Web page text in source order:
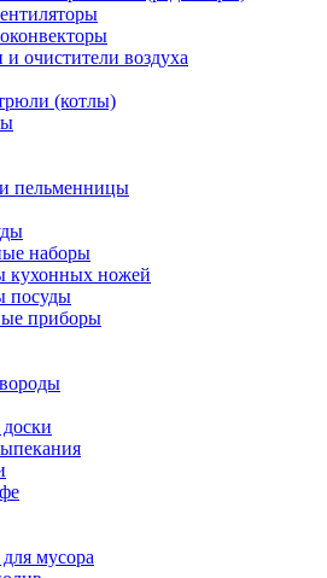
очистители воздуха
(котлы)
пельменницы
наборы
кухонных ножей
посуды
приборы
мусора